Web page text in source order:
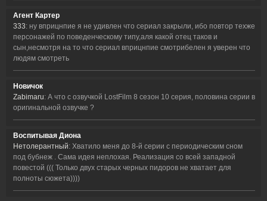
Агент Картер
333: ну вприцнпие я не удивлен что сериал закрыли, ибо повтор техже
персонажей по поведенческому типу,аля какой отец таков и
сын,несмотря на то что сериал вприцнпие смотрибелен я уверен что
людям смотреть
Новичок
Zabimaru: А что с озвучкой LostFilm 8 сезон 10 серия, половина серии в
оригинальной озвучке ?
Воспитывая Диона
Нетолерантный: Хватило меня до 8-й серии с периодическим сном
под бубнеж . Сама идея неплохая. Реализация со всей западной
повестой ((( Только двух старых черных пидоров не хватает для
полноты сюжета))))